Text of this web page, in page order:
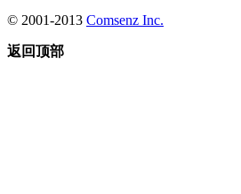
© 2001-2013 Comsenz Inc.
返回顶部